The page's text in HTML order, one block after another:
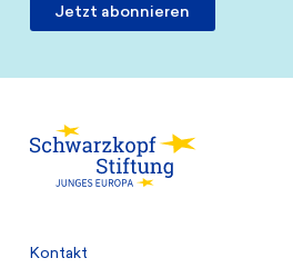
Jetzt abonnieren
Kontakt